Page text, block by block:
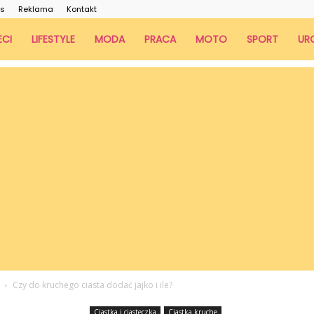
Reklama Kontakt
LIFESTYLE MODA PRACA MOTO SPORT
Czy do kruchego ciasta dodać jajko i ile?
Ciastka i ciasteczka Ciastka kruche